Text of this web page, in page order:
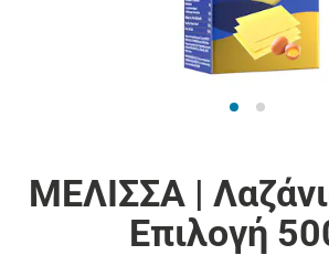
ΜΕΛΙΣΣΑ |
Επιλογή